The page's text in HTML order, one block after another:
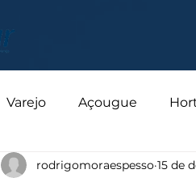
Varejo Açougue
rodrigomoraespesso 15 de